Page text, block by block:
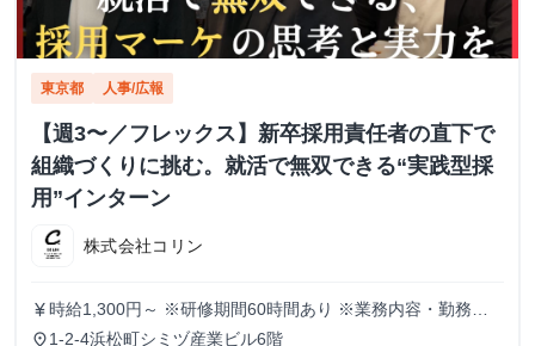
東京都 人事/広報
【週3〜／フレックス】新卒採用責任者の直下で
組織づくりに挑む。就活で無双できる“実践型採
用”インターン
株式会社コリン
currency_yen 時給1,300円～ ※研修期間60時間あり ※業務内容・勤務状
況により決定
place 1-2-4浜松町シミヅ産業ビル6階